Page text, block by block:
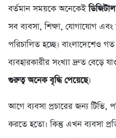
বর্তমান সময়কে অনেকেই
সব ব্যবসা, শিক্ষা, যোগাযোগ এবং
পরিচালিত হচ্ছে। বাংলাদেশেও
ব্যবহারকারীর সংখ্যা দ্রুত বেড়ে
গুরুত্ব অনেক বৃদ্ধি পেয়েছে।
আগে ব্যবসা প্রচারের জন্য টিভি,
করতে হতো। কিন্তু এখন ব্যবসা